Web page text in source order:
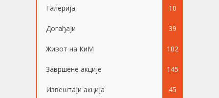
Галерија 10
Догађаји 39
Живот на КиМ 102
Завршене акције 145
Извештаји акција 45